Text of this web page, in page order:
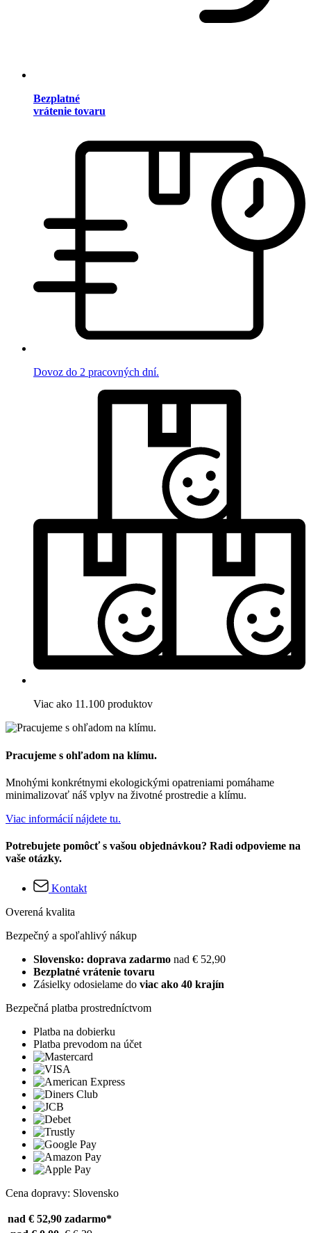
Bezplatné
vrátenie tovaru
Dovoz do 2 pracovných dní.
Viac ako 11.100 produktov
Pracujeme s ohľadom na klímu.
Mnohými konkrétnymi ekologickými opatreniami pomáhame
minimalizovať náš vplyv na životné prostredie a klímu.
Viac informácií nájdete tu.
Potrebujete pomôcť s vašou objednávkou? Radi odpovieme na
vaše otázky.
Kontakt
Overená kvalita
Bezpečný a spoľahlivý nákup
Slovensko: doprava zadarmo nad € 52,90
Bezplatné vrátenie tovaru
Zásielky odosielame do viac ako 40 krajín
Bezpečná platba prostredníctvom
Platba na dobierku
Platba prevodom na účet
Cena dopravy: Slovensko
nad € 52,90 zadarmo*